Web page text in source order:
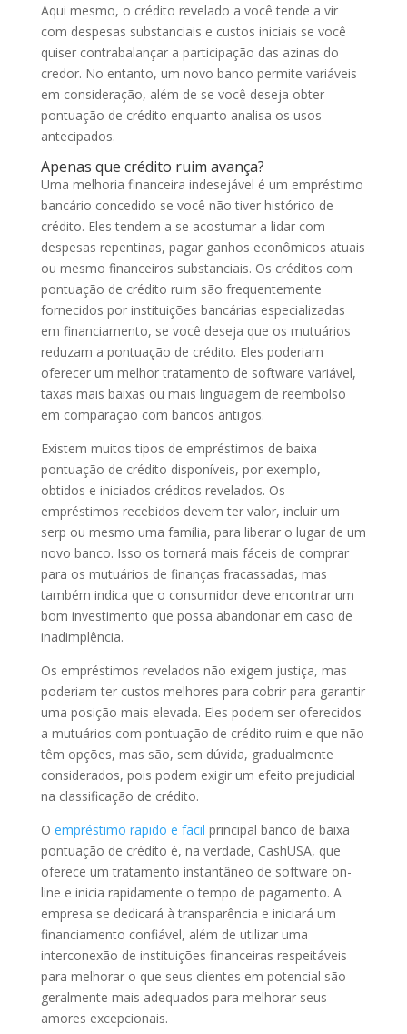
Aqui mesmo, o crédito revelado a você tende a vir
com despesas substanciais e custos iniciais se você
quiser contrabalançar a participação das azinas do
credor. No entanto, um novo banco permite variáveis ​​
em consideração, além de se você deseja obter
pontuação de crédito enquanto analisa os usos
antecipados.
Apenas que crédito ruim avança?
Uma melhoria financeira indesejável é um empréstimo
bancário concedido se você não tiver histórico de
crédito. Eles tendem a se acostumar a lidar com
despesas repentinas, pagar ganhos econômicos atuais
ou mesmo financeiros substanciais. Os créditos com
pontuação de crédito ruim são frequentemente
fornecidos por instituições bancárias especializadas
em financiamento, se você deseja que os mutuários
reduzam a pontuação de crédito. Eles poderiam
oferecer um melhor tratamento de software variável,
taxas mais baixas ou mais linguagem de reembolso
em comparação com bancos antigos.
Existem muitos tipos de empréstimos de baixa
pontuação de crédito disponíveis, por exemplo,
obtidos e iniciados créditos revelados. Os
empréstimos recebidos devem ter valor, incluir um
serp ou mesmo uma família, para liberar o lugar de um
novo banco. Isso os tornará mais fáceis de comprar
para os mutuários de finanças fracassadas, mas
também indica que o consumidor deve encontrar um
bom investimento que possa abandonar em caso de
inadimplência.
Os empréstimos revelados não exigem justiça, mas
poderiam ter custos melhores para cobrir para garantir
uma posição mais elevada. Eles podem ser oferecidos
a mutuários com pontuação de crédito ruim e que não
têm opções, mas são, sem dúvida, gradualmente
considerados, pois podem exigir um efeito prejudicial
na classificação de crédito.
O empréstimo rapido e facil principal banco de baixa
pontuação de crédito é, na verdade, CashUSA, que
oferece um tratamento instantâneo de software on-
line e inicia rapidamente o tempo de pagamento. A
empresa se dedicará à transparência e iniciará um
financiamento confiável, além de utilizar uma
interconexão de instituições financeiras respeitáveis ​​
para melhorar o que seus clientes em potencial são
geralmente mais adequados para melhorar seus
amores excepcionais.